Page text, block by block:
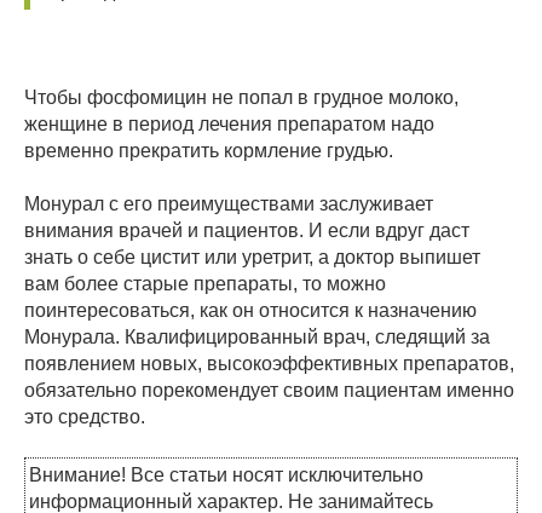
Чтобы фосфомицин не попал в грудное молоко,
женщине в период лечения препаратом надо
временно прекратить кормление грудью.
Монурал с его преимуществами заслуживает
внимания врачей и пациентов. И если вдруг даст
знать о себе цистит или уретрит, а доктор выпишет
вам более старые препараты, то можно
поинтересоваться, как он относится к назначению
Монурала. Квалифицированный врач, следящий за
появлением новых, высокоэффективных препаратов,
обязательно порекомендует своим пациентам именно
это средство.
Внимание! Все статьи носят исключительно
информационный характер. Не занимайтесь